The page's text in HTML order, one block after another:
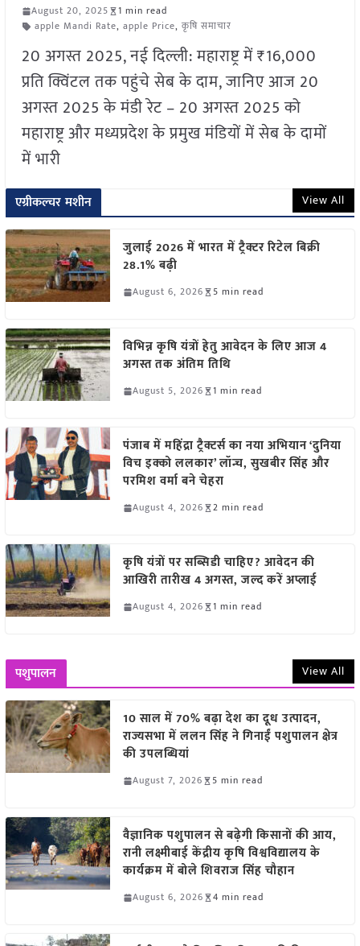
August 20, 2025
1 min read
apple Mandi Rate, apple Price, कृषि समाचार
20 अगस्त 2025, नई दिल्ली: महाराष्ट्र में ₹16,000
प्रति क्विंटल तक पहुंचे सेब के दाम, जानिए आज 20
अगस्त 2025 के मंडी रेट – 20 अगस्त 2025 को
महाराष्ट्र और मध्यप्रदेश के प्रमुख मंडियों में सेब के दामों
में भारी
एग्रीकल्चर मशीन View All
जुलाई 2026 में भारत में ट्रैक्टर रिटेल बिक्री
28.1% बढ़ी
August 6, 2026 5 min read
विभिन्न कृषि यंत्रों हेतु आवेदन के लिए आज 4
अगस्त तक अंतिम तिथि
August 5, 2026 1 min read
पंजाब में महिंद्रा ट्रैक्टर्स का नया अभियान ‘दुनिया
विच इक्को ललकार’ लॉन्च, सुखबीर सिंह और
परमिश वर्मा बने चेहरा
August 4, 2026 2 min read
कृषि यंत्रों पर सब्सिडी चाहिए? आवेदन की
आखिरी तारीख 4 अगस्त, जल्द करें अप्लाई
August 4, 2026 1 min read
पशुपालन View All
10 साल में 70% बढ़ा देश का दूध उत्पादन,
राज्यसभा में ललन सिंह ने गिनाईं पशुपालन क्षेत्र
की उपलब्धियां
August 7, 2026 5 min read
वैज्ञानिक पशुपालन से बढ़ेगी किसानों की आय,
रानी लक्ष्मीबाई केंद्रीय कृषि विश्वविद्यालय के
कार्यक्रम में बोले शिवराज सिंह चौहान
August 6, 2026 4 min read